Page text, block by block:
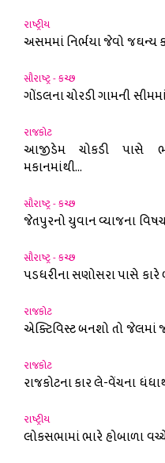
રાષ્ટ્રીય
અસમમાં નિર્ભયા જેવો જઘન્ય
સૌરાષ્ટ્ર - કચ્છ
ગોંડલના ચોરડી ગામની
રાજકોટ
આજીડેમ ચોકડી પાસે
મકાનમાંથી...
સૌરાષ્ટ્ર - કચ્છ
જેતપુરનો યુવાન વ્યાજના
સૌરાષ્ટ્ર - કચ્છ
પડધરીના સણોસરા પાસે
રાજકોટ
એક્ટિવિસ્ટ બનશો તો જેલમાં
રાજકોટ
રાજકોટના કાર લે-વેંચના
રાષ્ટ્રીય
લોકસભામાં ભારે હોબાળા